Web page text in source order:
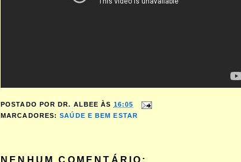
POSTADO PORDR. ALBEE ÀS 16:05
MARCADORES:SAÚDE E BEM ESTAR
NENHUM COMENTÁRIO: